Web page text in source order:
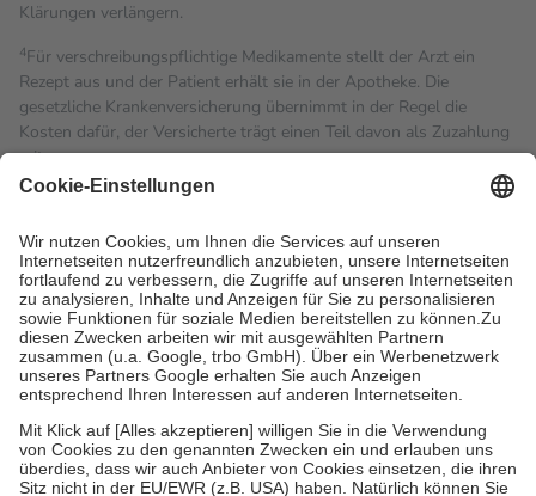
Klärungen verlängern.
4Für verschreibungspflichtige Medikamente stellt der Arzt ein
Rezept aus und der Patient erhält sie in der Apotheke. Die
gesetzliche Krankenversicherung übernimmt in der Regel die
Kosten dafür, der Versicherte trägt einen Teil davon als Zuzahlung
mit.
Grundsätzlich leisten Mitglieder Zuzahlungen in Höhe von zehn
höchstens zehn Euro.
Es sind jedoch nie mehr als die
tatsächlichen Kosten der Leistung zu entrichten.
Diese Regeln gelten grundsätzlich auch für Online-Apotheken.
Bei Heilmitteln und häuslicher Krankenpflege beträgt die
Zuzahlung zehn Prozent der Kosten sowie zehn Euro je
Verordnung.
Um das Engagement der Versicherten für ihre eigene Gesundheit
zu stärken und die besondere Stellung der Familie zu unterstützen,
fallenkeine Zuzahlungenan bei:
• Kindern und Jugendlichen bis zum vollendeten 18. Lebensjahr
mit Ausnahme der Fahrkosten